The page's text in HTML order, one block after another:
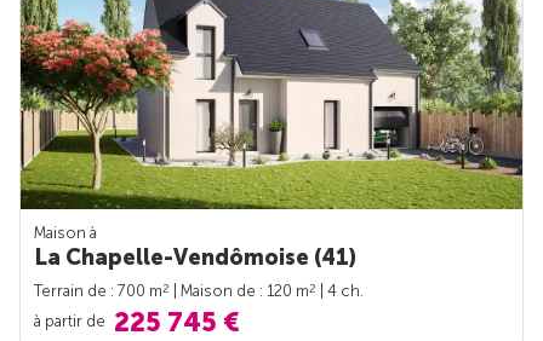
Maison à
La Chapelle-Vendômoise (41)
Terrain de : 700 m2 | Maison de : 120 m2
| 4 ch.
à partir de 225 745 €